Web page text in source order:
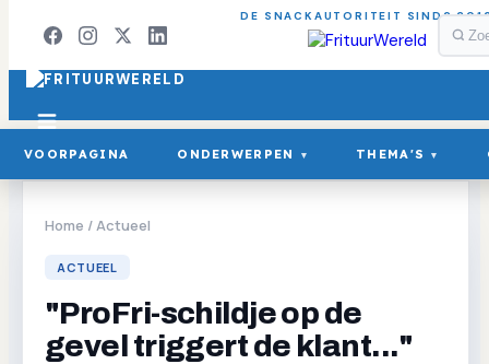
DE SNACKAUTORITEIT SINDS
VOORPAGINA ONDERWERPEN ▾ THEMA'S ▾
Home /Actueel
ACTUEEL
"ProFri-schildje op de
gevel triggert de klant..."